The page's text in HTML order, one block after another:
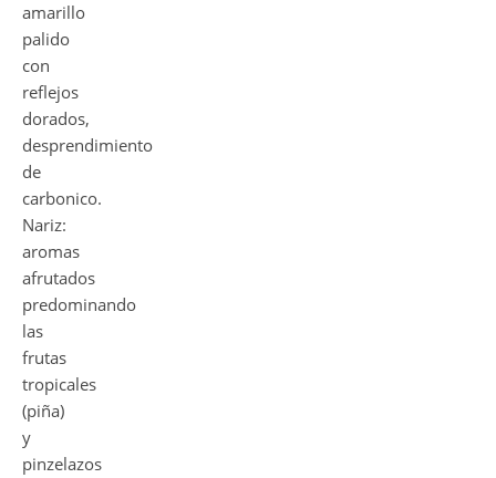
amarillo
palido
con
reflejos
dorados,
desprendimiento
de
carbonico.
Nariz:
aromas
afrutados
predominando
las
frutas
tropicales
(piña)
y
pinzelazos